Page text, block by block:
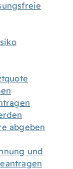
abgeben
und